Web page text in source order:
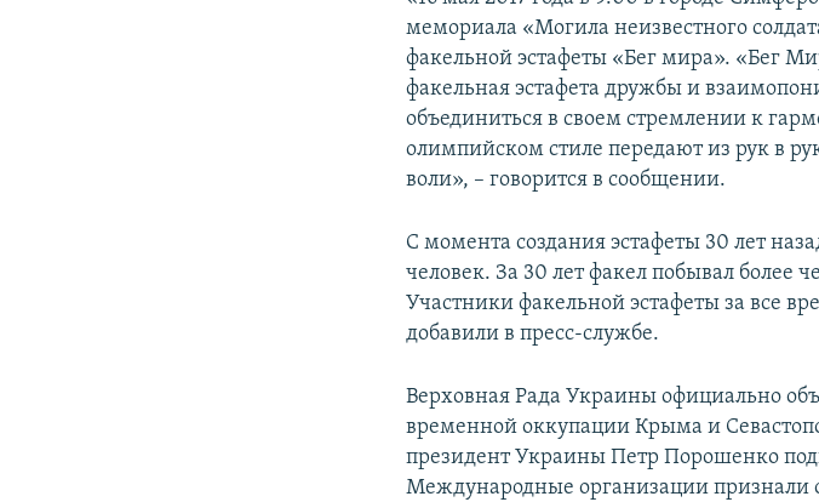
мемориала «Могила неизвестного
факельной эстафеты «Бег мира». «Бег
факельная эстафета дружбы и
объединиться в своем стремлении к
олимпийском стиле передают из рук в
воли», – говорится в сообщении.
С момента создания эстафеты 30 лет
человек. За 30 лет факел побывал более
Участники факельной эстафеты за все
добавили в пресс-службе.
Верховная Рада Украины официально
временной оккупации Крыма и
президент Украины Петр Порошенко
Международные организации